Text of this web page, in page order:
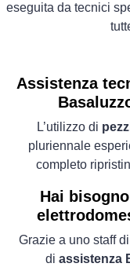
eseguita da tecnici
Assistenza
L’utilizzo di
pluriennale
completo
Hai
Grazie a uno staff
di assistenza